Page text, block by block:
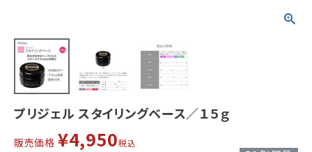
プリジェル スタイリングベース／１５ｇ
販売価格 ¥4,950税込